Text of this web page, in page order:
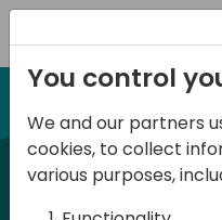
NUEVA EDICION 8
Spanish BC
You control
We and our partners
cookies, to collect
various purposes,